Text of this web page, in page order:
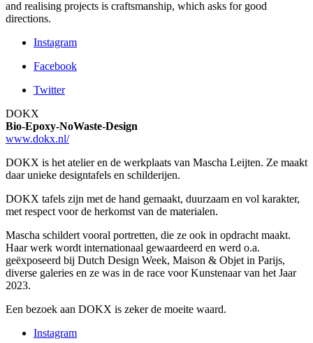
and realising projects is craftsmanship, which asks for good
directions.
Instagram
Facebook
Twitter
DOKX
Bio-Epoxy-NoWaste-Design
www.dokx.nl/
DOKX is het atelier en de werkplaats van Mascha Leijten. Ze maakt
daar unieke designtafels en schilderijen.
DOKX tafels zijn met de hand gemaakt, duurzaam en vol karakter,
met respect voor de herkomst van de materialen.
Mascha schildert vooral portretten, die ze ook in opdracht maakt.
Haar werk wordt internationaal gewaardeerd en werd o.a.
geëxposeerd bij Dutch Design Week, Maison & Objet in Parijs,
diverse galeries en ze was in de race voor Kunstenaar van het Jaar
2023.
Een bezoek aan DOKX is zeker de moeite waard.
Instagram